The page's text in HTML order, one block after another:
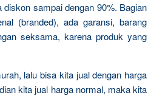
sampai dengan 90%. Bagian
(branded), ada garansi, barang
seksama, karena produk yang
lalu bisa kita jual dengan harga
kita jual harga normal, maka kita